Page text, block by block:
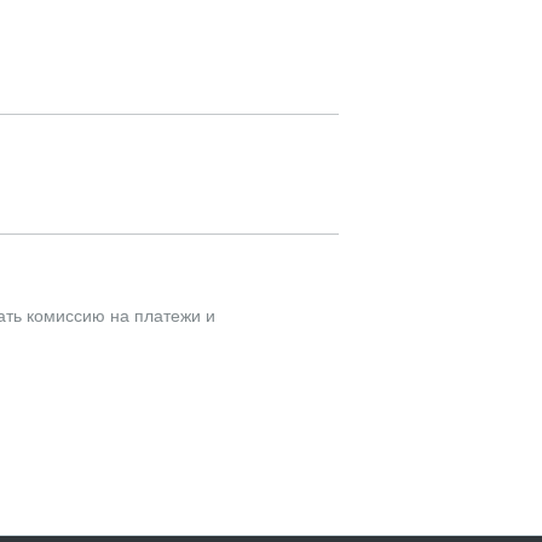
комиссию на платежи и